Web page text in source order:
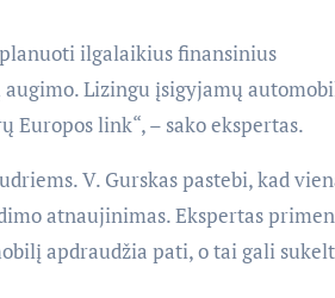
ilgalaikius finansinius
Lizingu įsigyjamų
link“, – sako ekspertas.
V. Gurskas pastebi, kad
atnaujinimas. Ekspertas
apdraudžia pati, o tai gali